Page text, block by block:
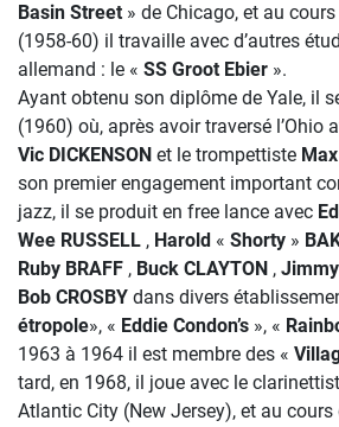
Basin Street » de Chicago, et au
(1958-60) il travaille avec d’autres
allemand : le « SS Groot Ebier ».
Ayant obtenu son diplôme de Yale, il
(1960) où, après avoir traversé l’Ohio
Vic DICKENSON et le trompettiste
son premier engagement important
jazz, il se produit en free lance avec
Wee RUSSELL , Harold « Shorty »
Ruby BRAFF , Buck CLAYTON ,
Bob CROSBY dans divers
étropole», « Eddie Condon’s », «
1963 à 1964 il est membre des «
tard, en 1968, il joue avec le
Atlantic City (New Jersey), et au cours